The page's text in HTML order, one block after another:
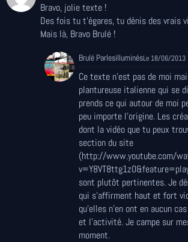
Bravo, jolie texte !
Des fois tu t'égares, tu dénis des vrais
Mais là, Bravo Brulé !
Brulé ParlesilluminésLe 18/06/2013
Ce texte n'est pas de moi
plantureuse italienne qui se
prends ce qui autour de moi
peu importe l'origine. Les
dont la vidéo que tu peux
section du site
(http://www.youtube.com/
sont plutôt pertinentes. Je
qui s'affirment haut et fort
qu'elles n'en ont en aucun
et l'activité. Je campe sur
moment.